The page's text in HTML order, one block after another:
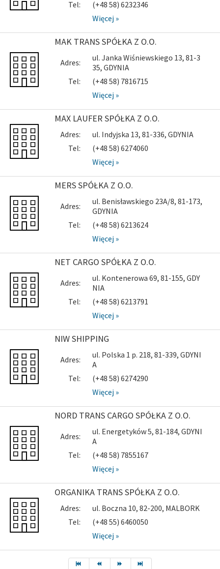
Tel:
(+48 58) 6232346
Więcej »
MAK TRANS SPÓŁKA Z O.O.
Adres:
ul. Janka Wiśniewskiego 13, 81-3
35, GDYNIA
Tel:
(+48 58) 7816715
Więcej »
MAX LAUFER SPÓŁKA Z O.O.
Adres:
ul. Indyjska 13, 81-336, GDYNIA
Tel:
(+48 58) 6274060
Więcej »
MERS SPÓŁKA Z O.O.
Adres:
ul. Benisławskiego 23A/8, 81-173,
GDYNIA
Tel:
(+48 58) 6213624
Więcej »
NET CARGO SPÓŁKA Z O.O.
Adres:
ul. Kontenerowa 69, 81-155, GDY
NIA
Tel:
(+48 58) 6213791
Więcej »
NIW SHIPPING
Adres:
ul. Polska 1 p. 218, 81-339, GDYNI
A
Tel:
(+48 58) 6274290
Więcej »
NORD TRANS CARGO SPÓŁKA Z O.O.
Adres:
ul. Energetyków 5, 81-184, GDYNI
A
Tel:
(+48 58) 7855167
Więcej »
ORGANIKA TRANS SPÓŁKA Z O.O.
Adres:
ul. Boczna 10, 82-200, MALBORK
Tel:
(+48 55) 6460050
Więcej »